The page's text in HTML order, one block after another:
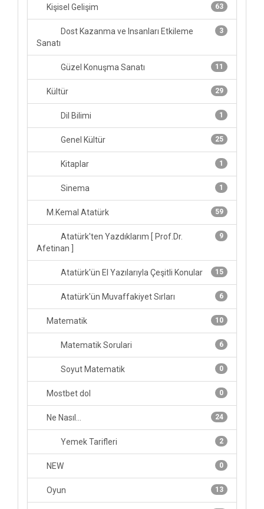
63
Kişisel Gelişim
3
Dost Kazanma ve Insanları Etkileme
Sanatı
11
Güzel Konuşma Sanatı
29
Kültür
1
Dil Bilimi
25
Genel Kültür
1
Kitaplar
1
Sinema
59
M.Kemal Atatürk
9
Atatürk'ten Yazdıklarım [ Prof.Dr.
Afetinan ]
15
Atatürk'ün El Yazılarıyla Çeşitli Konular
6
Atatürk'ün Muvaffakiyet Sırları
10
Matematik
6
Matematik Sorulari
0
Soyut Matematik
0
Mostbet dol
24
Ne Nasıl...
2
Yemek Tarifleri
0
NEW
13
Oyun